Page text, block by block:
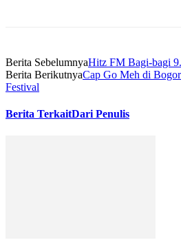
Berita SebelumnyaHitz FM Bagi-bagi
Berita BerikutnyaCap Go Meh di
Festival
Berita TerkaitDari Penulis